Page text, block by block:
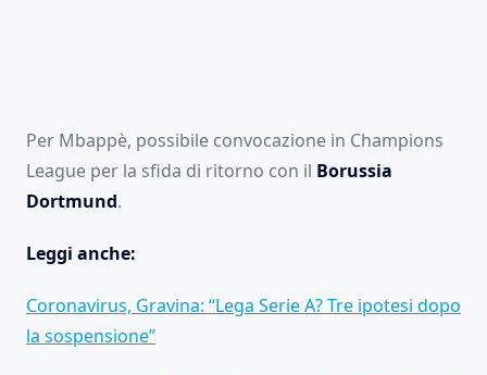
Per Mbappè, possibile convocazione in Champions
League per la sfida di ritorno con il Borussia
Dortmund.
Leggi anche:
Coronavirus, Gravina: “Lega Serie A? Tre ipotesi dopo
la sospensione”